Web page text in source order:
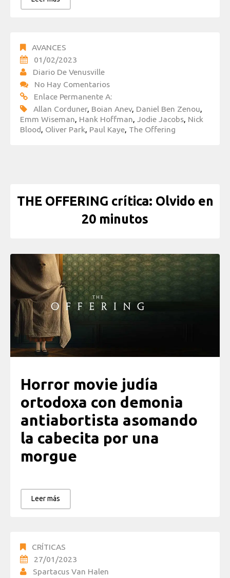
AVANCES
01/02/2023
Diario De Venusville
No Hay Comentarios
Enlace Permanente A:
Allan Corduner, Boian Anev, Daniel Ben Zenou,
Emm Wiseman, Hank Hoffman, Jodie Jacobs, Nick
Blood, Oliver Park, Paul Kaye, The Offering
THE OFFERING crítica: Olvido en
20 minutos
Horror movie judía
ortodoxa con demonia
antiabortista asomando
la cabecita por una
morgue
Leer más
CRÍTICAS
27/01/2023
Spartacus Van Halen